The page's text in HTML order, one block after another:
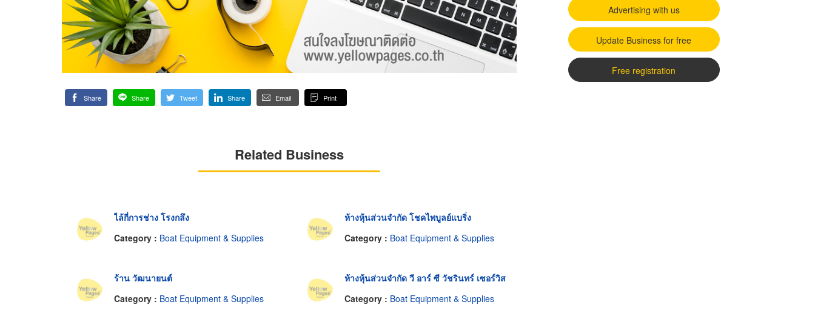
Share Share Tweet Share Email Print
Related Business
ไล้กี่การช่าง โรงกลึง
Category : Boat Equipment & Supplies
ห้างหุ้นส่วนจำกัด โชคไพบูลย์แบริ่ง
Category : Boat Equipment & Supplies
ร้าน วัฒนายนต์
Category : Boat Equipment & Supplies
ห้างหุ้นส่วนจำกัด วี อาร์ ซี วัชรินทร์ เซอร์วิส
Category : Boat Equipment & Supplies
Advertising with us
Update Business for free
Free registration